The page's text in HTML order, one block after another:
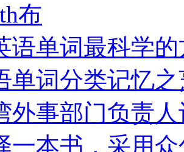
布
语单词最科学
单词分类记忆
外事部门负责
一本书，采用